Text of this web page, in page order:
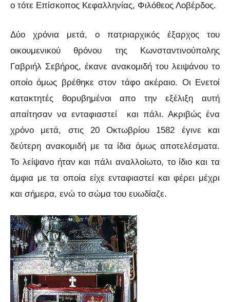
ο τότε Επίσκοπος Κεφαλληνίας, Φιλόθεος Λοβέρδος.
Δύο χρόνια μετά, ο πατριαρχικός έξαρχος του
οικουμενικού θρόνου της Κωνσταντινούπολης
Γαβριήλ Σεβήρος, έκανε ανακομιδή του λειψάνου το
οποίο όμως βρέθηκε στον τάφο ακέραιο. Οι Ενετοί
κατακτητές θορυβημένοι απο την εξέλιξη αυτή
απαίτησαν να ενταφιαστεί και πάλι. Ακριβώς ένα
χρόνο μετά, στις 20 Οκτωβρίου 1582 έγινε και
δεύτερη ανακομιδή με τα ίδια όμως αποτελέσματα.
Το λείψανο ήταν και πάλι αναλλοίωτο, το ίδιο και τα
άμφια με τα οποία είχε ενταφιαστεί και φέρει μέχρι
και σήμερα, ενώ το σώμα του ευωδίαζε.